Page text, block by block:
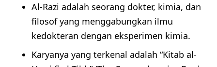
Al-Razi adalah seorang dokter, kimia, dan
filosof yang menggabungkan ilmu
kedokteran dengan eksperimen kimia.
Karyanya yang terkenal adalah “Kitab al-